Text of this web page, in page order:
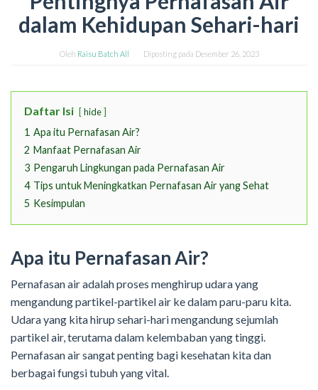
dalam Kehidupan Sehari-hari
Oleh Raisu Batch All Diposting pada Desember 26, 2023
Daftar Isi hide
1 Apa itu Pernafasan Air?
2 Manfaat Pernafasan Air
3 Pengaruh Lingkungan pada Pernafasan Air
4 Tips untuk Meningkatkan Pernafasan Air yang Sehat
5 Kesimpulan
Apa itu Pernafasan Air?
Pernafasan air adalah proses menghirup udara yang
mengandung partikel-partikel air ke dalam paru-paru kita.
Udara yang kita hirup sehari-hari mengandung sejumlah
partikel air, terutama dalam kelembaban yang tinggi.
Pernafasan air sangat penting bagi kesehatan kita dan
berbagai fungsi tubuh yang vital.